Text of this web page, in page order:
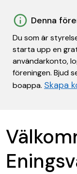
Denna
Du som är
starta upp en
användarkonto,
föreningen. Bjud
boappa. Skapa